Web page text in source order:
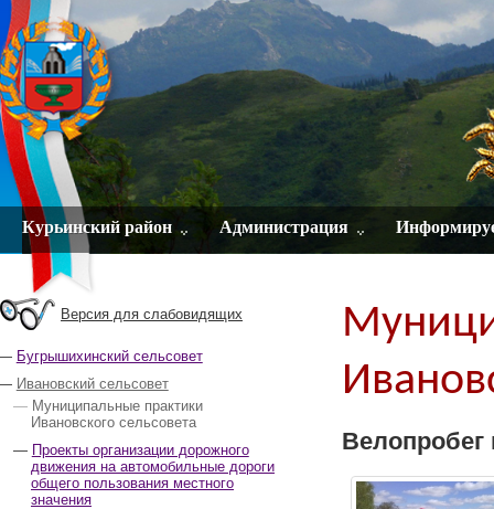
Курьинский район Администрация
Версия для слабовидящих
Бугрышихинский сельсовет
Ивановский сельсовет
Муниципальные практики
Ивановского сельсовета
Проекты организации дорожного
движения на автомобильные дороги
общего пользования местного
значения
Велопробег